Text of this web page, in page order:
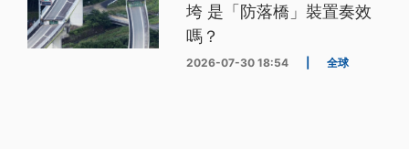
垮 是「防落橋」裝置奏效
嗎？
2026-07-30 18:54 全球